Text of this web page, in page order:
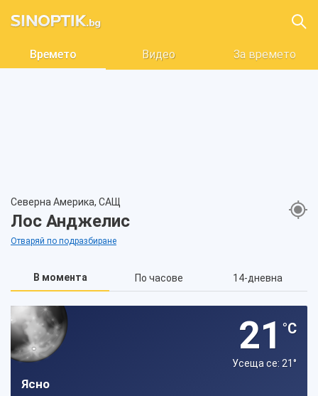
Времето Видео За времето
Северна Америка, САЩ
Лос Анджелис
Отваряй по подразбиране
В момента По часове 14-дневна
21 °C
Усеща се: 21°
Ясно